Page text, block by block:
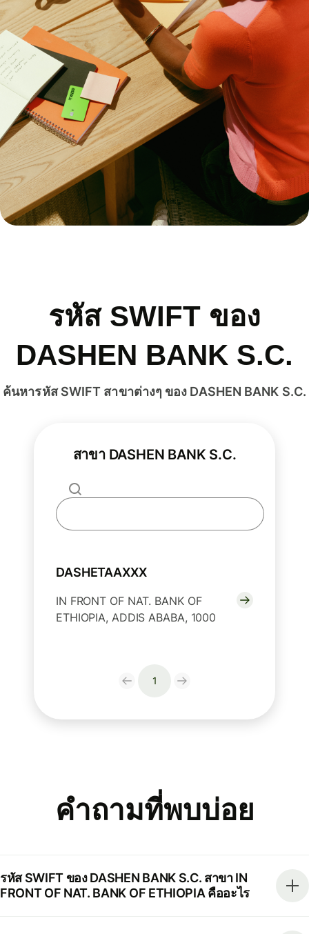
รหัส SWIFT ของ
DASHEN BANK S.C.
ค้นหารหัส SWIFT สาขาต่างๆ ของ DASHEN BANK S.C.
สาขา DASHEN BANK S.C.
DASHETAAXXX
IN FRONT OF NAT. BANK OF
ETHIOPIA, ADDIS ABABA, 1000
1
คำถามที่พบบ่อย
รหัส SWIFT ของ DASHEN BANK S.C. สาขา IN
FRONT OF NAT. BANK OF ETHIOPIA คืออะไร